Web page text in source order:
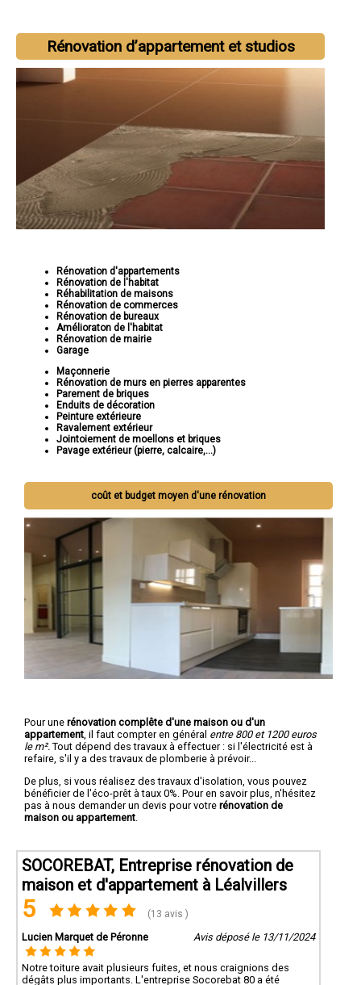
Rénovation d’appartement et studios
Rénovation d'appartements
Rénovation de l'habitat
Réhabilitation de maisons
Rénovation de commerces
Rénovation de bureaux
Amélioraton de l'habitat
Rénovation de mairie
Garage
Maçonnerie
Rénovation de murs en pierres apparentes
Parement de briques
Enduits de décoration
Peinture extérieure
Ravalement extérieur
Jointoiement de moellons et briques
Pavage extérieur (pierre, calcaire,...)
coût et budget moyen d'une rénovation
Pour une rénovation complête d'une maison ou d'un
appartement , il faut compter en général entre 800 et 1200 euros
le m². Tout dépend des travaux à effectuer : si l'électricité est à
refaire, s'il y a des travaux de plomberie à prévoir...
De plus, si vous réalisez des travaux d'isolation, vous pouvez
bénéficier de l'éco-prêt à taux 0%. Pour en savoir plus, n'hésitez
pas à nous demander un devis pour votre rénovation de
maison ou appartement
SOCOREBAT, Entreprise rénovation de
maison et d'appartement à Léalvillers
5 (13 avis )
Lucien Marquet de Péronne Avis déposé le 13/11/2024
Notre toiture avait plusieurs fuites, et nous craignions des
dégâts plus importants. L'entreprise Socorebat 80 a été